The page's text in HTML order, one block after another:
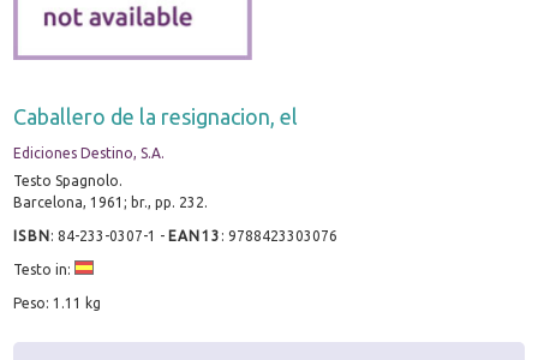
Caballero de la resignacion, el
Ediciones Destino, S.A.
Testo Spagnolo.
Barcelona, 1961; br., pp. 232.
ISBN:84-233-0307-1 - EAN13 :9788423303076
Testo in:
Peso: 1.11 kg